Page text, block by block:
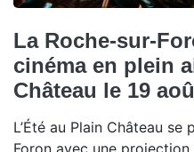
La Roche-sur-
cinéma en plein
Château le 19
L’Été au Plain Château
Foron avec une